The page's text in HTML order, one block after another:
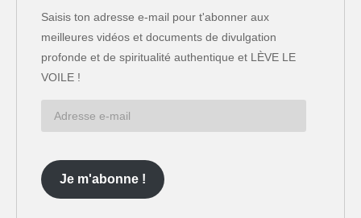
Saisis ton adresse e-mail pour t'abonner aux
meilleures vidéos et documents de divulgation
profonde et de spiritualité authentique et LÈVE LE
VOILE !
Je m'abonne !